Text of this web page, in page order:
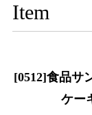
Item
[0512]食品サ
ケー